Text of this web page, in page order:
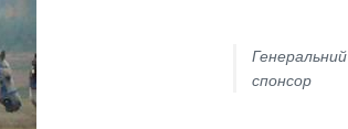
Генеральний
спонсор